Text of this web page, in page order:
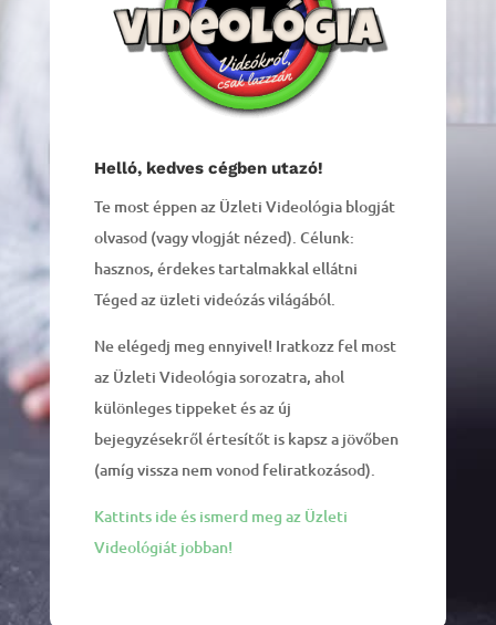
Helló, kedves cégben utazó!
Te most éppen az Üzleti Videológia blogját
olvasod (vagy vlogját nézed). Célunk:
hasznos, érdekes tartalmakkal ellátni
Téged az üzleti videózás világából.
Ne elégedj meg ennyivel! Iratkozz fel most
az Üzleti Videológia sorozatra, ahol
különleges tippeket és az új
bejegyzésekről értesítőt is kapsz a jövőben
(amíg vissza nem vonod feliratkozásod).
Kattints ide és ismerd meg az Üzleti
Videológiát jobban!